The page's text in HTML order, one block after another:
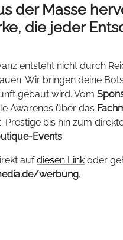
der Masse
die jeder
entsteht nicht durch
Wir bringen deine
gebaut wird. Vom
Awarenes über das
Prestige bis hin zum
Events.
aufdiesen Link oder
werbung.